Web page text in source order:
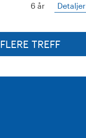
6 år
Detaljer
FLERE TREFF